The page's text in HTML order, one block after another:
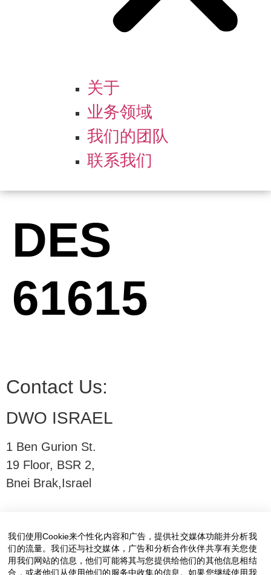
关于
业务领域
我们的团队
联系我们
DES
61615
Contact Us:
DWO ISRAEL
1 Ben Gurion St.
19 Floor, BSR 2,
Bnei Brak,Israel
E:office@dwo.co.il
我们使用Cookie来个性化内容和广告，提供社交媒体功能并分析我
们的流量。我们还与社交媒体，广告和分析合作伙伴共享有关您使
用我们网站的信息，他们可能将其与您提供给他们的其他信息相结
合，或者他们从使用他们的服务中收集的信息。如果您继续使用我